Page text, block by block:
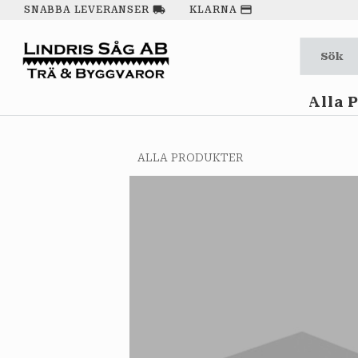
SNABBA LEVERANSER local_shipping KLARNA payment
Alla
ALLA PRODUKTER